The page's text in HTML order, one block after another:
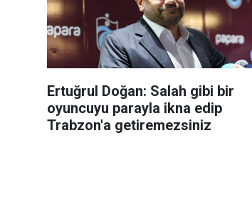
Ertuğrul Doğan: Salah gibi bir
oyuncuyu parayla ikna edip
Trabzon'a getiremezsiniz